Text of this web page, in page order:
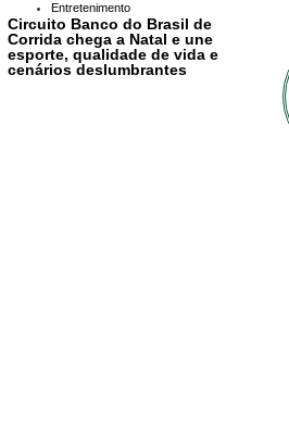
Entretenimento
Circuito Banco do Brasil de
Corrida chega a Natal e une
esporte, qualidade de vida e
cenários deslumbrantes